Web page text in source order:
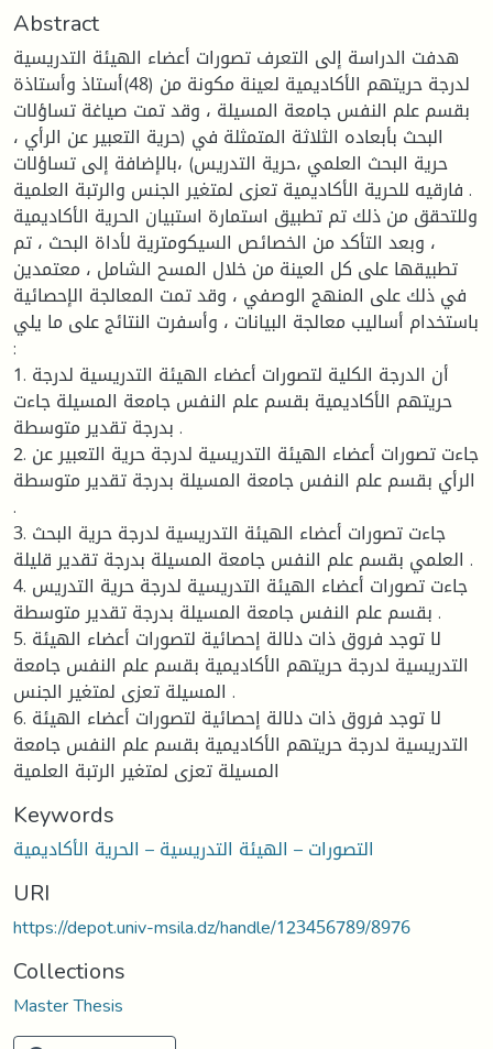
Abstract
هدفت الدراسة إلى التعرف تصورات أعضاء الهيئة التدريسية
لدرجة حريتهم الأكاديمية لعينة مكونة من (48)أستاذ وأستاذة
بقسم علم النفس جامعة المسيلة ، وقد تمت صياغة تساؤلات
البحث بأبعاده الثلاثة المتمثلة في (حرية التعبير عن الرأي ،
حرية البحث العلمي ،حرية التدريس) ،بالإضافة إلى تساؤلات
فارقيه للحرية الأكاديمية تعزى لمتغير الجنس والرتبة العلمية .
وللتحقق من ذلك تم تطبيق استمارة استبيان الحرية الأكاديمية
، وبعد التأكد من الخصائص السيكومترية لأداة البحث ، تم
تطبيقها على كل العينة من خلال المسح الشامل ، معتمدين
في ذلك على المنهج الوصفي ، وقد تمت المعالجة الإحصائية
باستخدام أساليب معالجة البيانات ، وأسفرت النتائج على ما يلي
:
1. أن الدرجة الكلية لتصورات أعضاء الهيئة التدريسية لدرجة
حريتهم الأكاديمية بقسم علم النفس جامعة المسيلة جاءت
بدرجة تقدير متوسطة .
2. جاءت تصورات أعضاء الهيئة التدريسية لدرجة حرية التعبير عن
الرأي بقسم علم النفس جامعة المسيلة بدرجة تقدير متوسطة
.
3. جاءت تصورات أعضاء الهيئة التدريسية لدرجة حرية البحث
العلمي بقسم علم النفس جامعة المسيلة بدرجة تقدير قليلة .
4. جاءت تصورات أعضاء الهيئة التدريسية لدرجة حرية التدريس
بقسم علم النفس جامعة المسيلة بدرجة تقدير متوسطة .
5. لا توجد فروق ذات دلالة إحصائية لتصورات أعضاء الهيئة
التدريسية لدرجة حريتهم الأكاديمية بقسم علم النفس جامعة
المسيلة تعزى لمتغير الجنس .
6. لا توجد فروق ذات دلالة إحصائية لتصورات أعضاء الهيئة
التدريسية لدرجة حريتهم الأكاديمية بقسم علم النفس جامعة
المسيلة تعزى لمتغير الرتبة العلمية
Keywords
التصورات – الهيئة التدريسية – الحرية الأكاديمية
URI
https://depot.univ-msila.dz/handle/123456789/8976
Collections
Master Thesis